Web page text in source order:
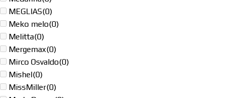
MEGLIAS(0)
Meko melo(0)
Melitta(0)
Mergemax(0)
Mirco Osvaldo(0)
Mishel(0)
MissMiller(0)